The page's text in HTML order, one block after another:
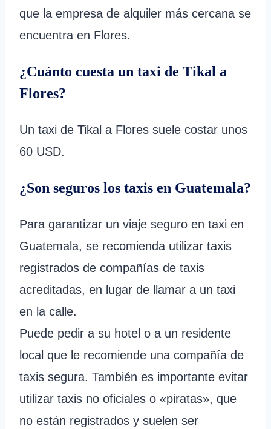
que la empresa de alquiler más cercana se
encuentra en Flores.
¿Cuánto cuesta un taxi de Tikal a
Flores?
Un taxi de Tikal a Flores suele costar unos
60 USD.
¿Son seguros los taxis en Guatemala?
Para garantizar un viaje seguro en taxi en
Guatemala, se recomienda utilizar taxis
registrados de compañías de taxis
acreditadas, en lugar de llamar a un taxi
en la calle.
Puede pedir a su hotel o a un residente
local que le recomiende una compañía de
taxis segura. También es importante evitar
utilizar taxis no oficiales o «piratas», que
no están registrados y suelen ser